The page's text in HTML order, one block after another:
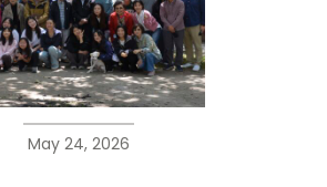
May 24, 2026